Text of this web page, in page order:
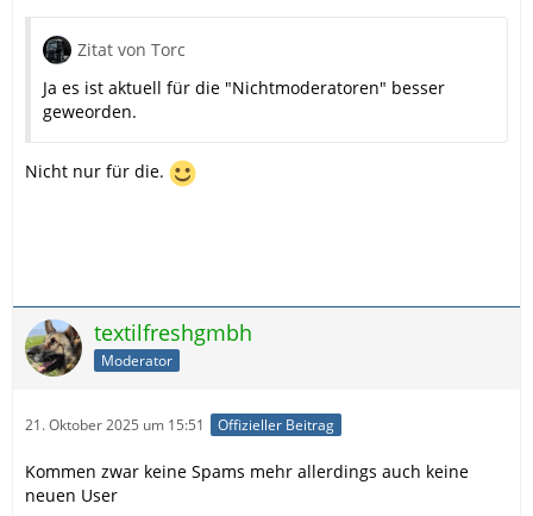
Zitat von Torc
Ja es ist aktuell für die "Nichtmoderatoren" besser
geweorden.
Nicht nur für die.
textilfreshgmbh
Moderator
21. Oktober 2025 um 15:51 Offizieller Beitrag
Kommen zwar keine Spams mehr allerdings auch keine
neuen User